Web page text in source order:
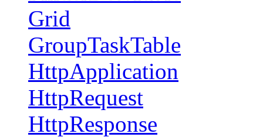
Grid
GroupTaskTable
HttpApplication
HttpRequest
HttpResponse